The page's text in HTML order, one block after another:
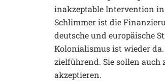
inakzeptable Intervention
Schlimmer ist die
deutsche und europäische
Kolonialismus ist wieder
zielführend. Sie sollen auch
akzeptieren.